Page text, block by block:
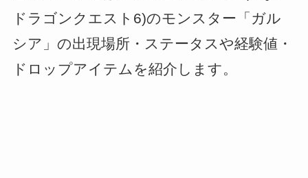
ドラゴンクエスト6)のモンスター「ガル
シア」の出現場所・ステータスや経験値・
ドロップアイテムを紹介します。